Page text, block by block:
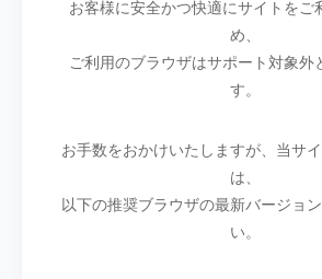
お客様に安全かつ快適にサイトをご
め、
ご利用のブラウザはサポート対象外
す。
お手数をおかけいたしますが、当サ
は、
以下の推奨ブラウザの最新バージョ
い。